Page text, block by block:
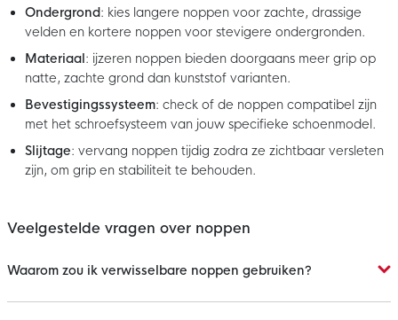
Ondergrond: kies langere noppen voor zachte, drassige
velden en kortere noppen voor stevigere ondergronden.
Materiaal: ijzeren noppen bieden doorgaans meer grip op
natte, zachte grond dan kunststof varianten.
Bevestigingssysteem: check of de noppen compatibel zijn
met het schroefsysteem van jouw specifieke schoenmodel.
Slijtage: vervang noppen tijdig zodra ze zichtbaar versleten
zijn, om grip en stabiliteit te behouden.
Veelgestelde vragen over noppen
Waarom zou ik verwisselbare noppen gebruiken?